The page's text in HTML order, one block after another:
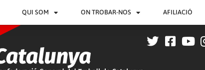
QUI SOM ON TROBAR-NOS AFILIACIÓ